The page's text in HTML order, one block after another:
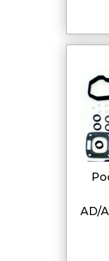
pochette rodage pour
AD/